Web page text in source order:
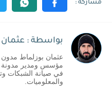
بواسطة : عثمان
مؤسس ومدير مدونة
في صيانة الشبكات
والمعلوميات.